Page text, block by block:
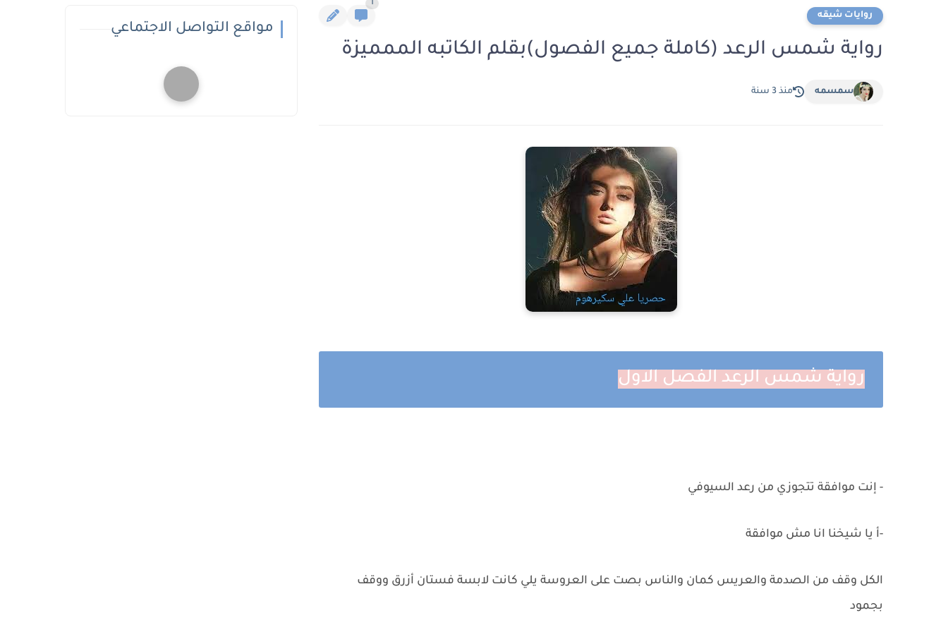
روايات شيقه
1
رواية شمس الرعد (كاملة جميع الفصول)بقلم الكاتبه الممميزة
سمسمه منذ 3 سنة
رواية شمس الرعد الفصل الاول
- إنت موافقة تتجوزي من رعد السيوفي
-أ يا شيخنا انا مش موافقة
الكل وقف من الصدمة والعريس كمان والناس بصت على العروسة يلي كانت لابسة فستان أزرق ووقف
بجمود
مواقع التواصل الاجتماعي